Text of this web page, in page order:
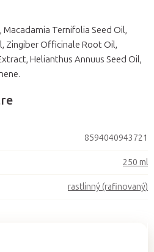
Ternifolia Seed Oil,
Zingiber Officinale Root Oil,
Helianthus Annuus Seed Oil,
8594040943721
250 ml
rastlinný (rafinovaný)